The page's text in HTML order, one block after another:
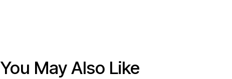
You May Also Like